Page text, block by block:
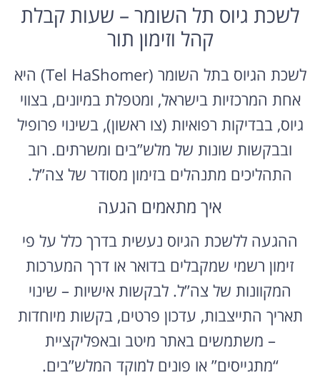
לשכת גיוס תל השומר – שעות קבלת
קהל וזימון תור
לשכת הגיוס בתל השומר (Tel HaShomer) היא
אחת המרכזיות בישראל, ומטפלת במיונים, בצווי
גיוס, בבדיקות רפואיות (צו ראשון), בשינוי פרופיל
ובבקשות שונות של מלש”בים ומשרתים. רוב
התהליכים מתנהלים בזימון מסודר של צה”ל.
איך מתאמים הגעה
ההגעה ללשכת הגיוס נעשית בדרך כלל על פי
זימון רשמי שמקבלים בדואר או דרך המערכות
המקוונות של צה”ל. לבקשות אישיות – שינוי
תאריך התייצבות, עדכון פרטים, בקשות מיוחדות
– משתמשים באתר מיטב ובאפליקציית
“מתגייסים” או פונים למוקד המלש”בים.